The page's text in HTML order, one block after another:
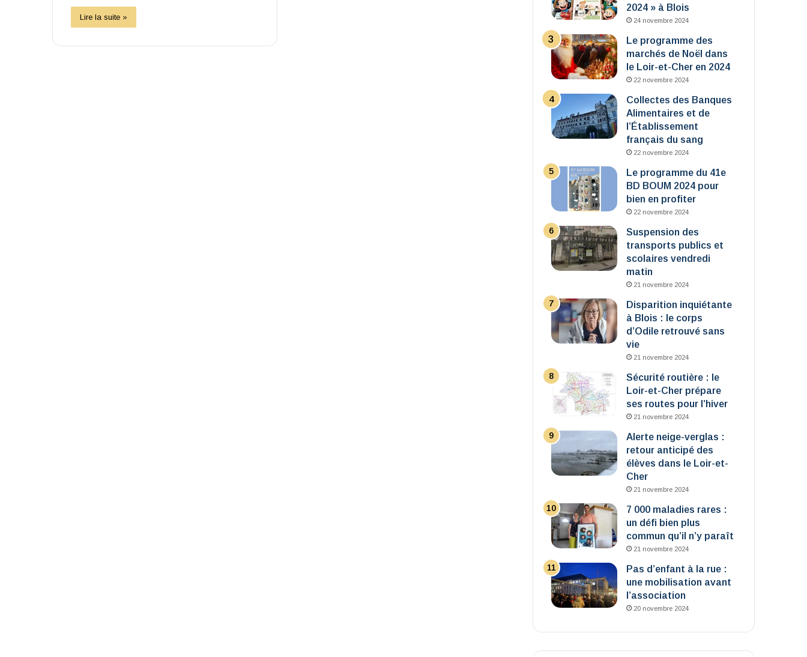
Lire la suite »
2024 » à Blois
24 novembre 2024
Le programme des
marchés de Noël dans
le Loir-et-Cher en 2024
22 novembre 2024
Collectes des Banques
Alimentaires et de
l’Établissement
français du sang
22 novembre 2024
Le programme du 41e
BD BOUM 2024 pour
bien en profiter
22 novembre 2024
Suspension des
transports publics et
scolaires vendredi
matin
21 novembre 2024
Disparition inquiétante
à Blois : le corps
d’Odile retrouvé sans
vie
21 novembre 2024
Sécurité routière : le
Loir-et-Cher prépare
ses routes pour l’hiver
21 novembre 2024
Alerte neige-verglas :
retour anticipé des
élèves dans le Loir-et-
Cher
21 novembre 2024
7 000 maladies rares :
un défi bien plus
commun qu’il n’y paraît
21 novembre 2024
Pas d’enfant à la rue :
une mobilisation avant
l’association
20 novembre 2024